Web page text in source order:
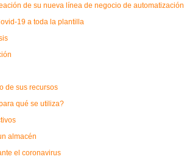
de su nueva línea de negocio de automatización
19 a toda la plantilla
de sus recursos
qué se utiliza?
almacén
el coronavirus